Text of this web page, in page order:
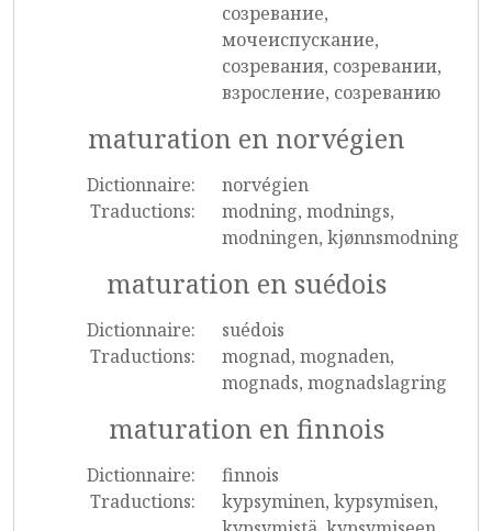
созревание,
мочеиспускание,
созревания, созревании,
взросление, созреванию
maturation en norvégien
Dictionnaire:
norvégien
Traductions:
modning, modnings,
modningen, kjønnsmodning
maturation en suédois
Dictionnaire:
suédois
Traductions:
mognad, mognaden,
mognads, mognadslagring
maturation en finnois
Dictionnaire:
finnois
Traductions:
kypsyminen, kypsymisen,